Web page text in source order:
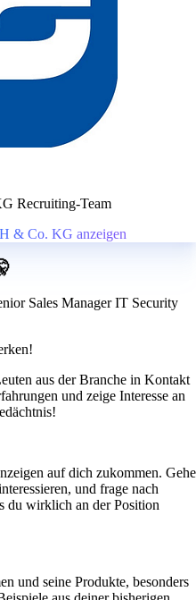
Recruiting-Team
& Co. KG anzeigen
Sales Manager IT Security
aus der Branche in Kontakt
und zeige Interesse an
auf dich zukommen. Gehe
und frage nach
du wirklich an der Position
und seine Produkte, besonders